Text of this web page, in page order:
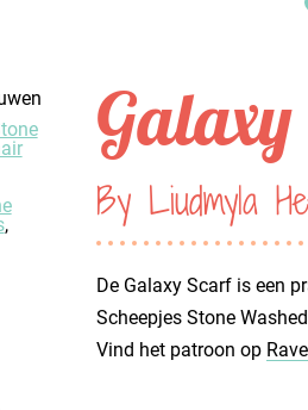
,
By Liudmyla
De Galaxy Scarf is een
Scheepjes Stone
Vind het patroon op